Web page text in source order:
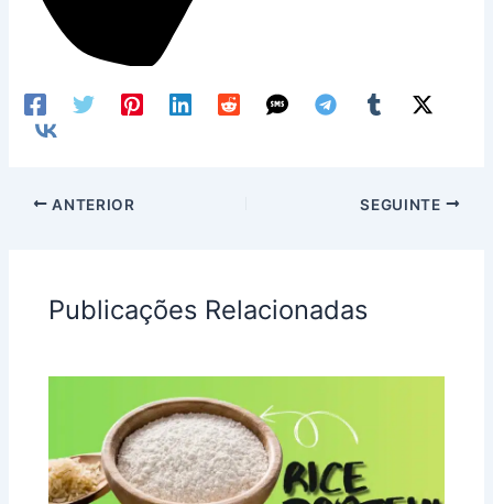
ANTERIOR SEGUINTE
Publicações Relacionadas